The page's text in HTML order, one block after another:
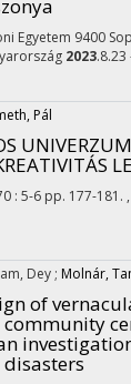
Egyetem 9400
2023.8.23
Pál
: 5-6 pp. 177-181.
Dey ; Molnár,
of